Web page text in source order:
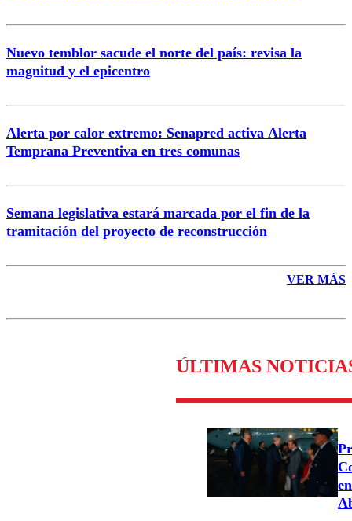
Nuevo temblor sacude el norte del país: revisa la
magnitud y el epicentro
Alerta por calor extremo: Senapred activa Alerta
Temprana Preventiva en tres comunas
Semana legislativa estará marcada por el fin de la
tramitación del proyecto de reconstrucción
VER MÁS
ÚLTIMAS